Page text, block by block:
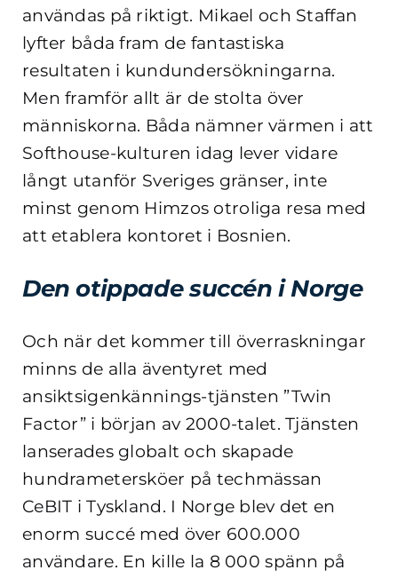
användas på riktigt. Mikael och Staffan
lyfter båda fram de fantastiska
resultaten i kundundersökningarna.
Men framför allt är de stolta över
människorna. Båda nämner värmen i att
Softhouse-kulturen idag lever vidare
långt utanför Sveriges gränser, inte
minst genom Himzos otroliga resa med
att etablera kontoret i Bosnien.
Den otippade succén i Norge
Och när det kommer till överraskningar
minns de alla äventyret med
ansiktsigenkännings-tjänsten ”Twin
Factor” i början av 2000-talet. Tjänsten
lanserades globalt och skapade
hundrametersköer på techmässan
CeBIT i Tyskland. I Norge blev det en
enorm succé med över 600.000
användare. En kille la 8 000 spänn på